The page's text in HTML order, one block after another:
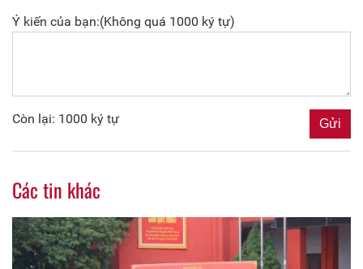
Ý kiến của bạn:(Không quá 1000 ký tự)
Còn lại: 1000 ký tự
Các tin khác